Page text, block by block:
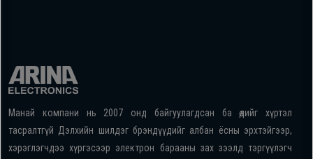
Манай компани нь 2007 онд байгуулагдсан ба өдийг хүртэл
тасралтгүй Дэлхийн шилдэг брэндүүдийг албан ёсны эрхтэйгээр,
хэрэглэгчдээ хүргэсээр электрон барааны зах зээлд тэргүүлэгч